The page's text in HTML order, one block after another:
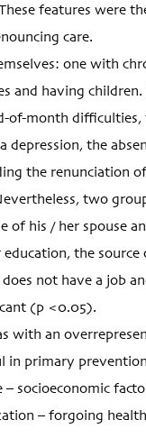
features were
care.
one with
having children.
month
the
the renunciation
two
his / her spouse
the
not have a job
(p <0.05).
with an
primary
socioeconomic
– forgoing